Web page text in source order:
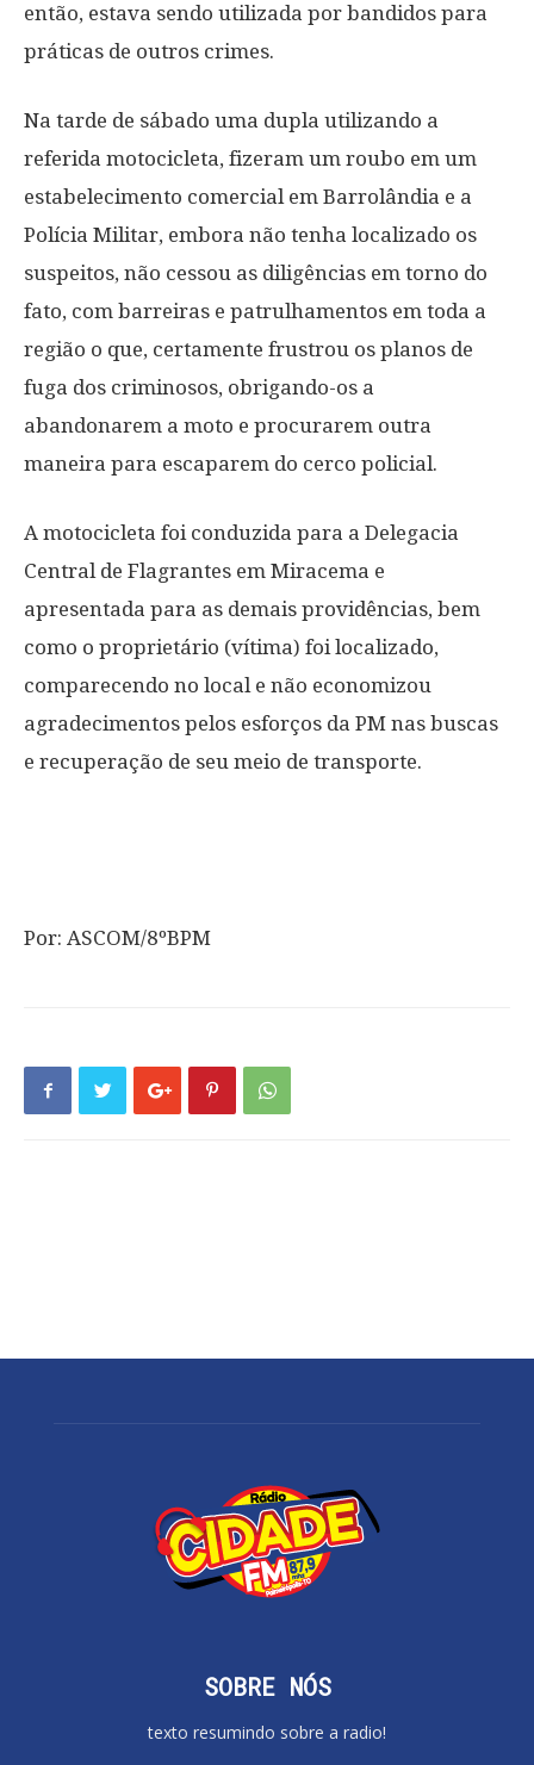
então, estava sendo utilizada por bandidos para
práticas de outros crimes.
Na tarde de sábado uma dupla utilizando a
referida motocicleta, fizeram um roubo em um
estabelecimento comercial em Barrolândia e a
Polícia Militar, embora não tenha localizado os
suspeitos, não cessou as diligências em torno do
fato, com barreiras e patrulhamentos em toda a
região o que, certamente frustrou os planos de
fuga dos criminosos, obrigando-os a
abandonarem a moto e procurarem outra
maneira para escaparem do cerco policial.
A motocicleta foi conduzida para a Delegacia
Central de Flagrantes em Miracema e
apresentada para as demais providências, bem
como o proprietário (vítima) foi localizado,
comparecendo no local e não economizou
agradecimentos pelos esforços da PM nas buscas
e recuperação de seu meio de transporte.
Por: ASCOM/8ºBPM
SOBRE NÓS
texto resumindo sobre a radio!